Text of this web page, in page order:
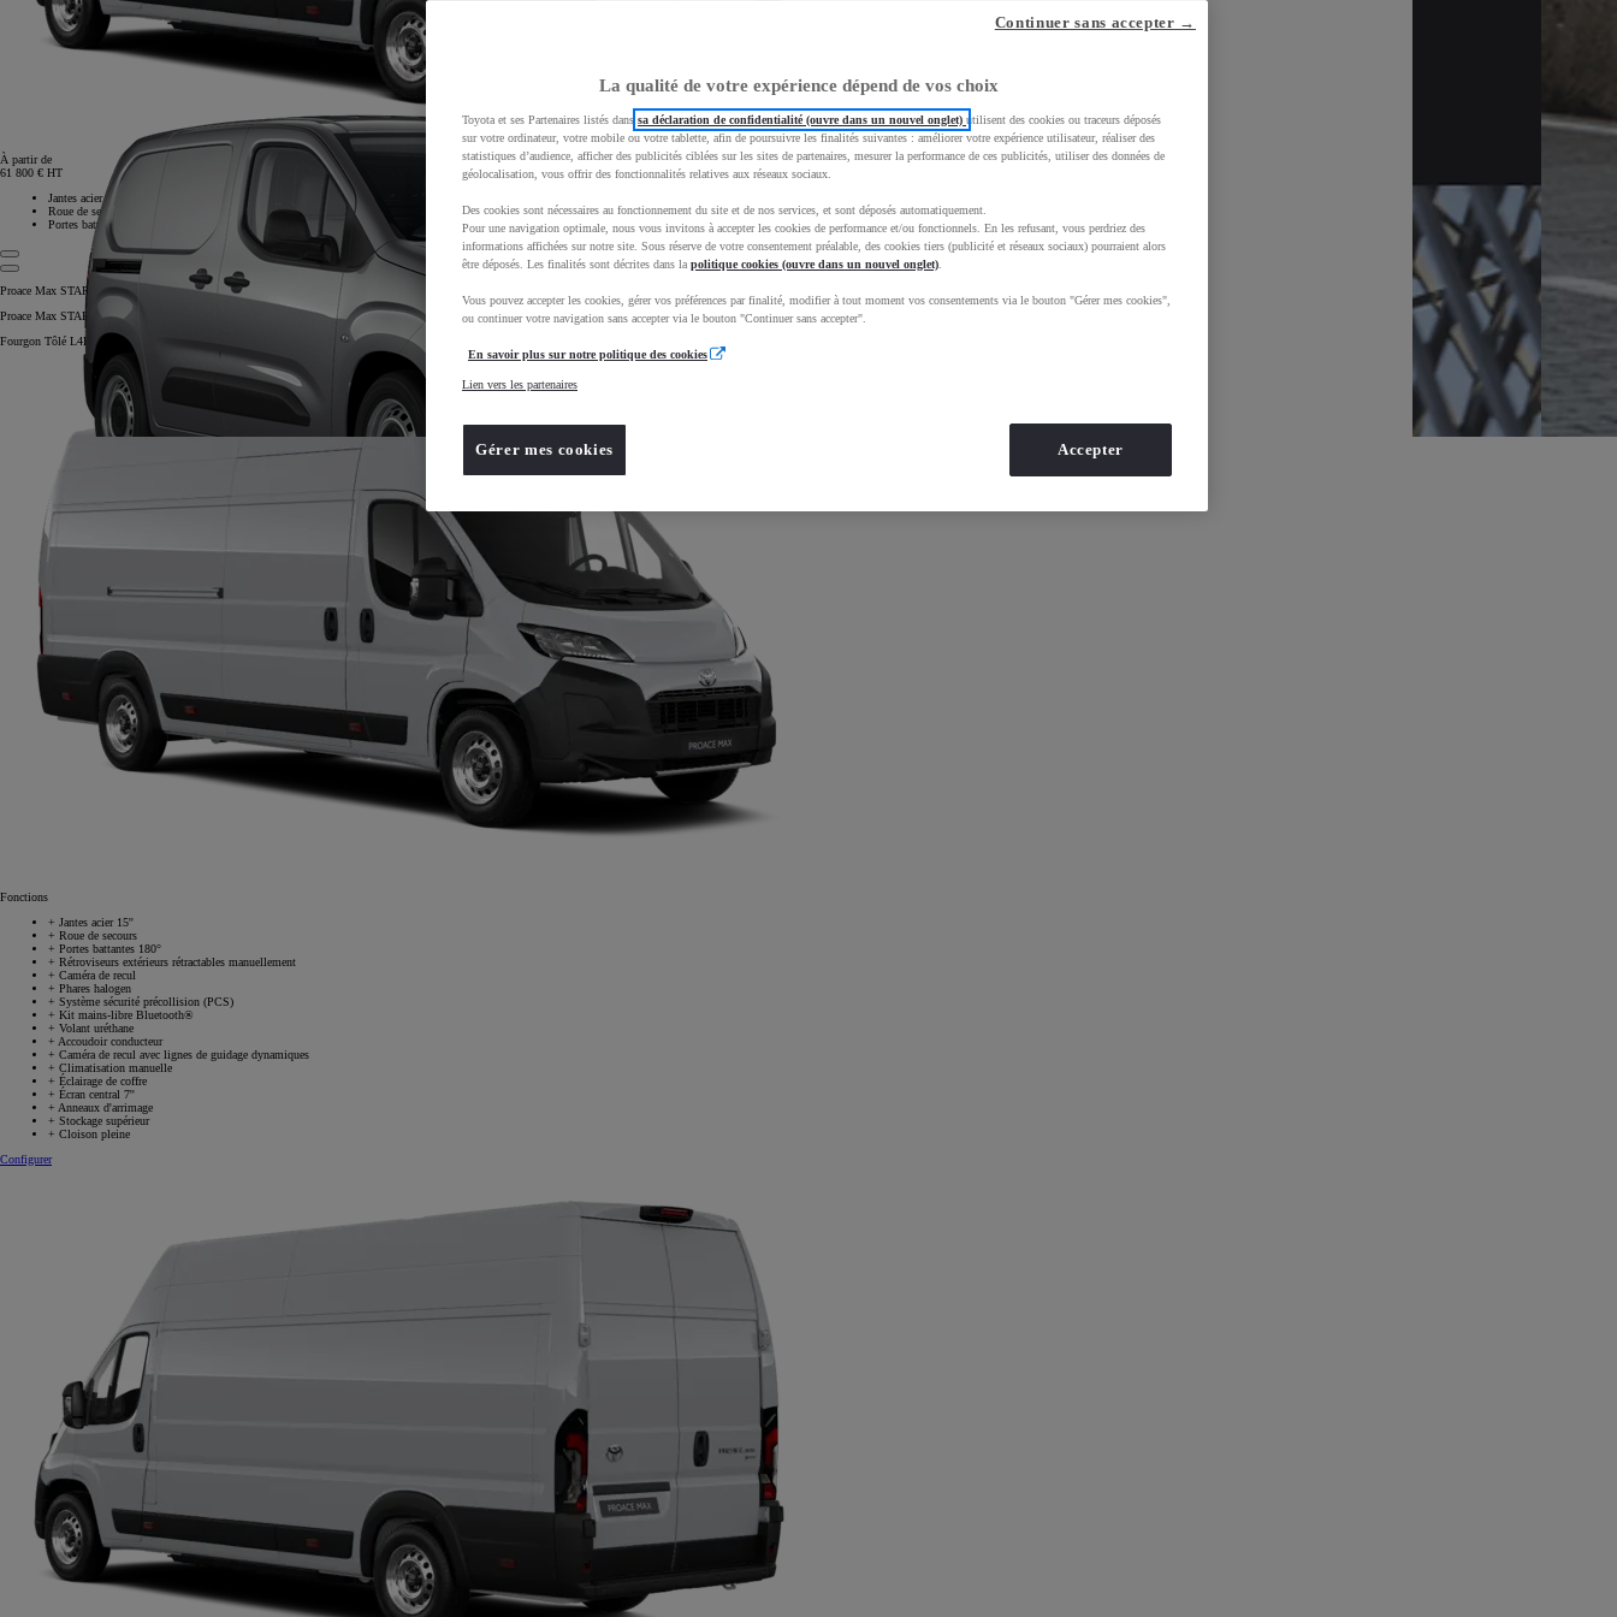
À partir de 23 350 € HT
PROACE MAX BENNES ET PLATEAUX RIDELLES
DIESEL
Comparer
À partir de
61 800 € HT
Jantes acier 15''
Roue de secours
Portes battantes 180°
Proace Max START
Proace Max START
Fourgon Tôlé L4H3
Fonctions
+ Jantes acier 15''
+ Roue de secours
+ Portes battantes 180°
+ Rétroviseurs extérieurs rétractables manuellement
+ Caméra de recul
+ Phares halogen
+ Système sécurité précollision (PCS)
+ Kit mains-libre Bluetooth®
+ Volant uréthane
+ Accoudoir conducteur
+ Caméra de recul avec lignes de guidage dynamiques
+ Climatisation manuelle
+ Éclairage de coffre
+ Écran central 7''
+ Anneaux d'arrimage
+ Stockage supérieur
+ Cloison pleine
Configurer
La qualité de votre expérience dépend de vos choix
Toyota et ses Partenaires listés dans sa déclaration de confidentialité (ouvre dans un nouvel onglet) utilisent des cookies ou traceurs déposés
sur votre ordinateur, votre mobile ou votre tablette, afin de poursuivre les finalités suivantes : améliorer votre expérience utilisateur, réaliser des
statistiques d’audience, afficher des publicités ciblées sur les sites de partenaires, mesurer la performance de ces publicités, utiliser des données de
géolocalisation, vous offrir des fonctionnalités relatives aux réseaux sociaux.
Des cookies sont nécessaires au fonctionnement du site et de nos services, et sont déposés automatiquement.
Pour une navigation optimale, nous vous invitons à accepter les cookies de performance et/ou fonctionnels. En les refusant, vous perdriez des
informations affichées sur notre site. Sous réserve de votre consentement préalable, des cookies tiers (publicité et réseaux sociaux) pourraient alors
être déposés. Les finalités sont décrites dans la politique cookies (ouvre dans un nouvel onglet)
Vous pouvez accepter les cookies, gérer vos préférences par finalité, modifier à tout moment vos consentements via le bouton "Gérer mes cookies",
ou continuer votre navigation sans accepter via le bouton "Continuer sans accepter".
En savoir plus sur notre politique des cookies
Lien vers les partenaires
Gérer mes cookies
Continuer sans accepter →
Accepter